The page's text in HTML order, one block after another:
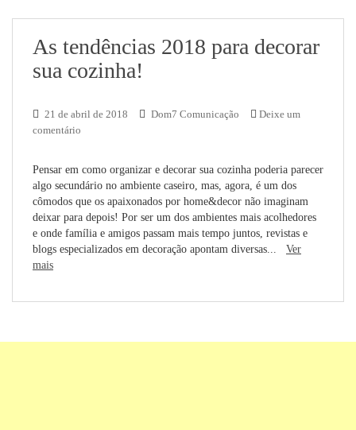
As tendências 2018 para decorar
sua cozinha!
21 de abril de 2018 Dom7 Comunicação
Deixe um
comentário
Pensar em como organizar e decorar sua cozinha poderia parecer
algo secundário no ambiente caseiro, mas, agora, é um dos
cômodos que os apaixonados por home&decor não imaginam
deixar para depois! Por ser um dos ambientes mais acolhedores
e onde família e amigos passam mais tempo juntos, revistas e
blogs especializados em decoração apontam diversas... Ver
mais